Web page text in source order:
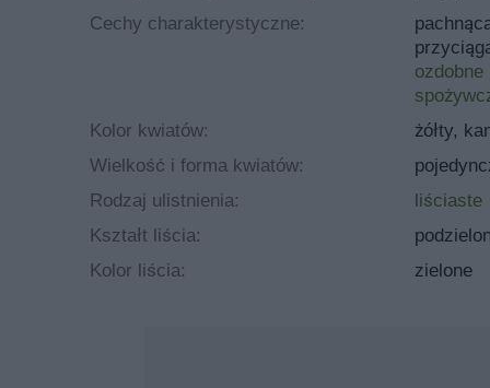
Cechy charakterystyczne:
ozdobne
Kolor kwiatów:
żółty,
Wielkość i forma kwiatów:
Rodzaj ulistnienia:
liściaste
Kształt liścia:
Kolor liścia:
zielone